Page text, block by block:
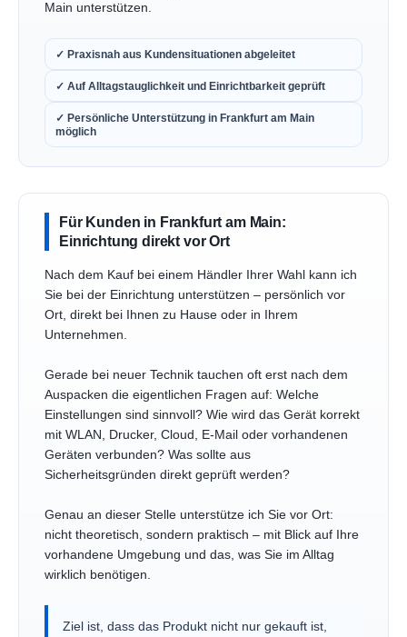
Main unterstützen.
✓ Praxisnah aus Kundensituationen abgeleitet
✓ Auf Alltagstauglichkeit und Einrichtbarkeit geprüft
✓ Persönliche Unterstützung in Frankfurt am Main
möglich
Für Kunden in Frankfurt am Main:
Einrichtung direkt vor Ort
Nach dem Kauf bei einem Händler Ihrer Wahl kann ich
Sie bei der Einrichtung unterstützen – persönlich vor
Ort, direkt bei Ihnen zu Hause oder in Ihrem
Unternehmen.
Gerade bei neuer Technik tauchen oft erst nach dem
Auspacken die eigentlichen Fragen auf: Welche
Einstellungen sind sinnvoll? Wie wird das Gerät korrekt
mit WLAN, Drucker, Cloud, E-Mail oder vorhandenen
Geräten verbunden? Was sollte aus
Sicherheitsgründen direkt geprüft werden?
Genau an dieser Stelle unterstütze ich Sie vor Ort:
nicht theoretisch, sondern praktisch – mit Blick auf Ihre
vorhandene Umgebung und das, was Sie im Alltag
wirklich benötigen.
Ziel ist, dass das Produkt nicht nur gekauft ist,